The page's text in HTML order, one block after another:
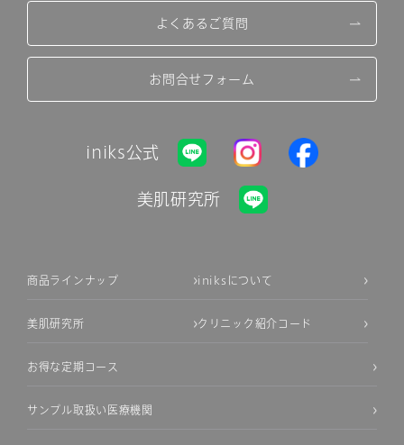
よくあるご質問
お問合せフォーム
iniks公式
美肌研究所
商品ラインナップ iniksについて
美肌研究所 クリニック紹介コード
お得な定期コース
サンプル取扱い医療機関